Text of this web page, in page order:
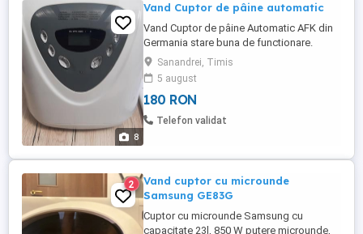
8
Vand Cuptor de pâine automatic
Vand Cuptor de pâine Automatic AFK din
Germania stare buna de functionare.
Caracteristicile cuptorului in poza, 12
programe,
Sanandrei, Timis
5 august
180 RON
Telefon validat
2
Vand cuptor cu microunde
Samsung GE83G
Cuptor cu microunde Samsung cu
capacitate 23l, 850 W putere microunde,